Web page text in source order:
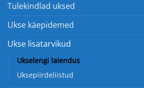
Tulekindlad uksed
Ukse käepidemed
Ukse lisatarvikud
Ukselengi laiendus
Uksepiirdeliistud